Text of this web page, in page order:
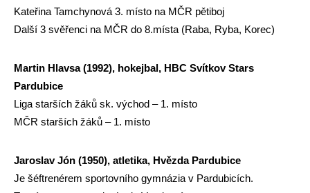
Kateřina Tamchynová 3. místo na MČR pětiboj
Další 3 svěřenci na MČR do 8.místa (Raba, Ryba, Korec)
Martin Hlavsa (1992), hokejbal, HBC Svítkov Stars
Pardubice
Liga starších žáků sk. východ – 1. místo
MČR starších žáků – 1. místo
Jaroslav Jón (1950), atletika, Hvězda Pardubice
Je šéftrenérem sportovního gymnázia v Pardubicích.